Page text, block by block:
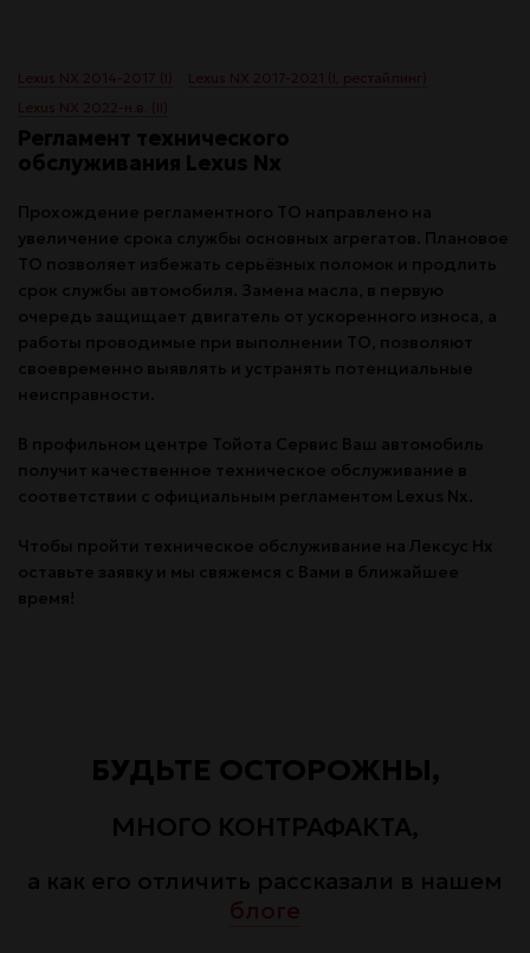
Lexus NX 2014-2017 (I)
Lexus NX 2017-2021 (I, рестайлинг)
Lexus NX 2022-н.в. (II)
Регламент технического
обслуживания Lexus Nx
Прохождение регламентного ТО направлено на
увеличение срока службы основных агрегатов. Плановое
ТО позволяет избежать серьёзных поломок и продлить
срок службы автомобиля. Замена масла, в первую
очередь защищает двигатель от ускоренного износа, а
работы проводимые при выполнении ТО, позволяют
своевременно выявлять и устранять потенциальные
неисправности.
В профильном центре Тойота Сервис Ваш автомобиль
получит качественное техническое обслуживание в
соответствии с официальным регламентом Lexus Nx.
Чтобы пройти техническое обслуживание на Лексус Нх
оставьте заявку и мы свяжемся с Вами в ближайшее
время!
БУДЬТЕ ОСТОРОЖНЫ,
МНОГО КОНТРАФАКТА,
а как его отличить рассказали в нашем
блоге